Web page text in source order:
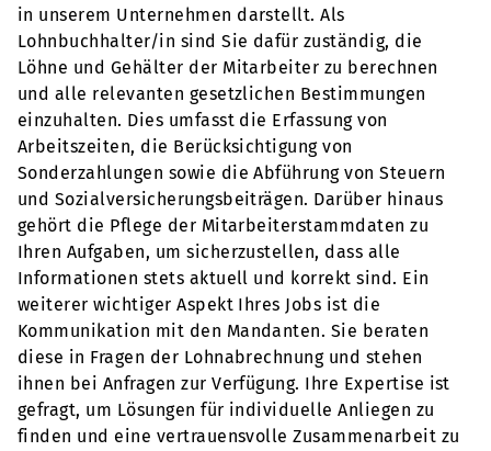
in unserem Unternehmen darstellt. Als
Lohnbuchhalter/in sind Sie dafür zuständig, die
Löhne und Gehälter der Mitarbeiter zu berechnen
und alle relevanten gesetzlichen Bestimmungen
einzuhalten. Dies umfasst die Erfassung von
Arbeitszeiten, die Berücksichtigung von
Sonderzahlungen sowie die Abführung von Steuern
und Sozialversicherungsbeiträgen. Darüber hinaus
gehört die Pflege der Mitarbeiterstammdaten zu
Ihren Aufgaben, um sicherzustellen, dass alle
Informationen stets aktuell und korrekt sind. Ein
weiterer wichtiger Aspekt Ihres Jobs ist die
Kommunikation mit den Mandanten. Sie beraten
diese in Fragen der Lohnabrechnung und stehen
ihnen bei Anfragen zur Verfügung. Ihre Expertise ist
gefragt, um Lösungen für individuelle Anliegen zu
finden und eine vertrauensvolle Zusammenarbeit zu